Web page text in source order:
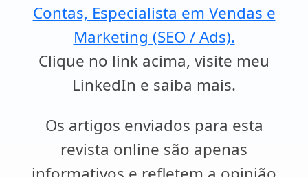
Contas, Especialista em Vendas e
Marketing (SEO / Ads).
Clique no link acima, visite meu
LinkedIn e saiba mais.
Os artigos enviados para esta
revista online são apenas